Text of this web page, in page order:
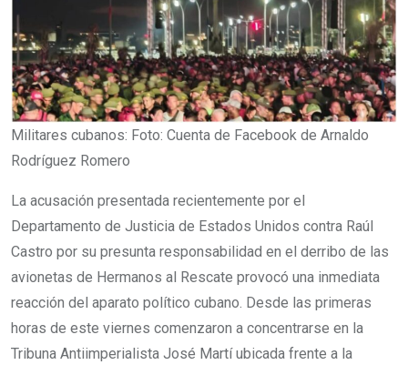
Militares cubanos: Foto: Cuenta de Facebook de Arnaldo
Rodríguez Romero
La acusación presentada recientemente por el
Departamento de Justicia de Estados Unidos contra Raúl
Castro por su presunta responsabilidad en el derribo de las
avionetas de Hermanos al Rescate provocó una inmediata
reacción del aparato político cubano. Desde las primeras
horas de este viernes comenzaron a concentrarse en la
Tribuna Antiimperialista José Martí ubicada frente a la